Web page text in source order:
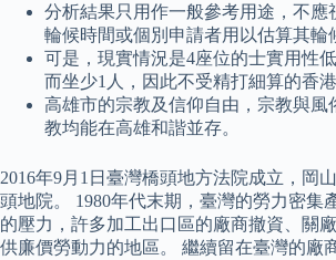
分析結果只用作一般參考用途，不應
輪候時間或個別申請者用以估算其輪
可是，現實情況是4座位的士實用性
而坐少1人，因此不受精打細算的香港
高雄市的宗教及信仰自由，宗教與風
教均能在高雄和諧並存。
2016年9月1日臺灣橋頭地方法院成立，岡
頭地院。 1980年代末期，臺灣的勞力密集
的壓力，許多加工出口區的廠商撤資、關
供廉價勞動力的地區。 繼續留在臺灣的廠